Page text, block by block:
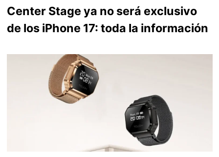
Center Stage ya no será exclusivo
de los iPhone 17: toda la información